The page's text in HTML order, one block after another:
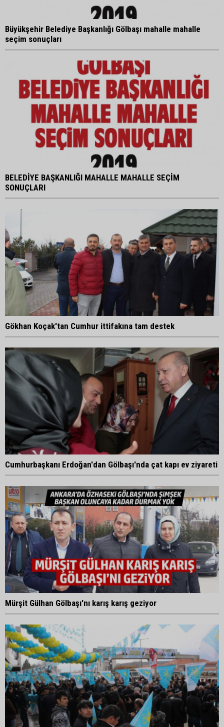
Büyükşehir Belediye Başkanlığı Gölbaşı mahalle mahalle
seçim sonuçları
BELEDİYE BAŞKANLIĞI MAHALLE MAHALLE SEÇİM
SONUÇLARI
Gökhan Koçak'tan Cumhur ittifakına tam destek
Cumhurbaşkanı Erdoğan'dan Gölbaşı'nda çat kapı ev ziyareti
Mürşit Gülhan Gölbaşı'nı karış karış geziyor